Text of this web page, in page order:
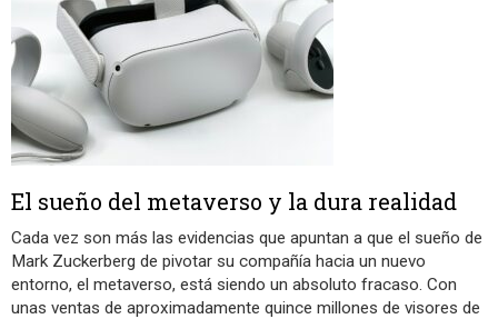
El sueño del metaverso y la dura realidad
Cada vez son más las evidencias que apuntan a que el sueño de
Mark Zuckerberg de pivotar su compañía hacia un nuevo
entorno, el metaverso, está siendo un absoluto fracaso. Con
unas ventas de aproximadamente quince millones de visores de